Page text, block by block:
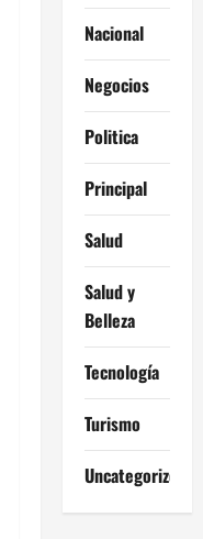
Nacional
Negocios
Politica
Principal
Salud
Salud y
Belleza
Tecnología
Turismo
Uncategorized